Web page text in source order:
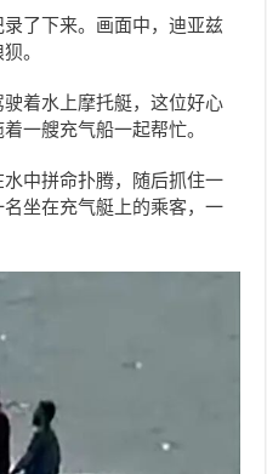
了下来。画面中，迪亚兹
。
着水上摩托艇，这位好心
一艘充气船一起帮忙。
中拼命扑腾，随后抓住一
坐在充气艇上的乘客，一